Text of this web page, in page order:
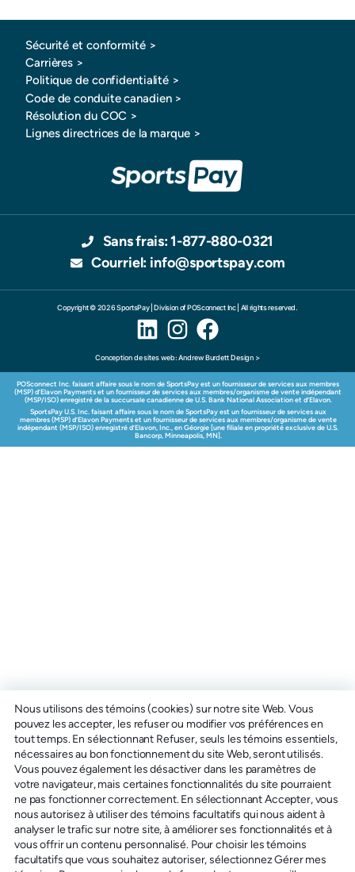
Sécurité et conformité >
Carrières >
Politique de confidentialité >
Code de conduite canadien >
Résolution du COC >
Lignes directrices de la marque >
Sans frais: 1-877-880-0321
Courriel: info@sportspay.com
Copyright © 2026 SportsPay | Division of POSconnect Inc | All rights reserved.
Conception de sites web: Andrew Burdett Design >
POSconnect Inc. faisant affaire sous le nom de SportsPay est un fournisseur de services aux membres
(MSP) d’Elavon Payments et un fournisseur de services aux membres/organisme de vente indépendant
(MSP/ISO) enregistré de la succursale canadienne de U.S. Bank National Association et d’Elavon.
SportsPay U.S. Inc. faisant affaire sous le nom de SportsPay est un fournisseur de services aux
membres (MSP) d’Elavon Payments et un fournisseur de services aux membres/organisme de vente
indépendant (MSP/ISO) enregistré d’Elavon, Inc., en Géorgie [une filiale en propriété exclusive de U.S.
Bancorp, Minneapolis, MN].
Nous utilisons des témoins (cookies) sur notre site Web. Vous
pouvez les accepter, les refuser ou modifier vos préférences en
tout temps. En sélectionnant Refuser, seuls les témoins essentiels,
nécessaires au bon fonctionnement du site Web, seront utilisés.
Vous pouvez également les désactiver dans les paramètres de
votre navigateur, mais certaines fonctionnalités du site pourraient
ne pas fonctionner correctement. En sélectionnant Accepter, vous
nous autorisez à utiliser des témoins facultatifs qui nous aident à
analyser le trafic sur notre site, à améliorer ses fonctionnalités et à
vous offrir un contenu personnalisé. Pour choisir les témoins
facultatifs que vous souhaitez autoriser, sélectionnez Gérer mes